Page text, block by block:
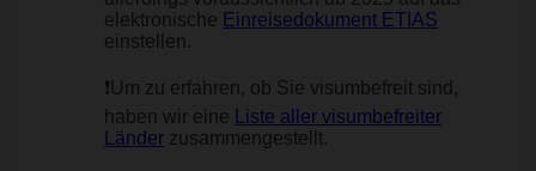
elektronische Einreisedokument ETIAS
einstellen.
❗Um zu erfahren, ob Sie visumbefreit sind,
haben wir eine
Liste aller visumbefreiter
Länder zusammengestellt.